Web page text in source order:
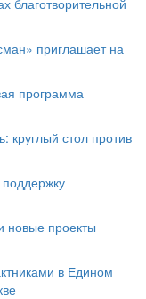
приглашает на
программа
круглый стол против
новые проекты
в Едином